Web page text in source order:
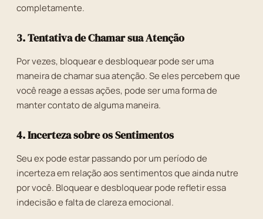
completamente.
3. Tentativa de Chamar sua Atenção
Por vezes, bloquear e desbloquear pode ser uma
maneira de chamar sua atenção. Se eles percebem que
você reage a essas ações, pode ser uma forma de
manter contato de alguma maneira.
4. Incerteza sobre os Sentimentos
Seu ex pode estar passando por um período de
incerteza em relação aos sentimentos que ainda nutre
por você. Bloquear e desbloquear pode refletir essa
indecisão e falta de clareza emocional.